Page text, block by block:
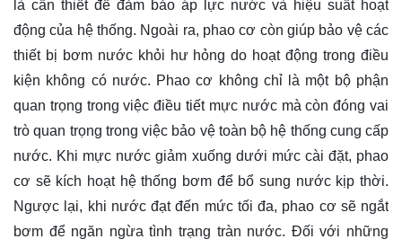
là cần thiết để đảm bảo áp lực nước và hiệu suất hoạt
động của hệ thống. Ngoài ra, phao cơ còn giúp bảo vệ các
thiết bị bơm nước khỏi hư hỏng do hoạt động trong điều
kiện không có nước. Phao cơ không chỉ là một bộ phận
quan trọng trong việc điều tiết mực nước mà còn đóng vai
trò quan trọng trong việc bảo vệ toàn bộ hệ thống cung cấp
nước. Khi mực nước giảm xuống dưới mức cài đặt, phao
cơ sẽ kích hoạt hệ thống bơm để bổ sung nước kịp thời.
Ngược lại, khi nước đạt đến mức tối đa, phao cơ sẽ ngắt
bơm để ngăn ngừa tình trạng tràn nước. Đối với những